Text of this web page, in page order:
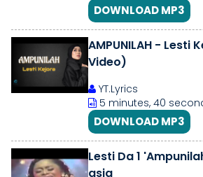
DOWNLOAD MP3
AMPUNILAH - Lesti
Video)
YT.Lyrics
5 minutes, 40
DOWNLOAD MP3
Lesti Da 1 'Ampunilah' Full
asia